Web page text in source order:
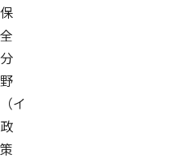
保
全
分
野
（イ
政
策